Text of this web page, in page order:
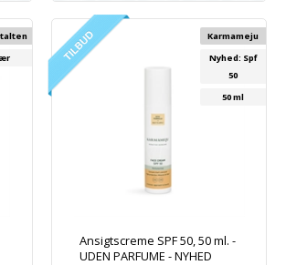
Ansigtscreme SPF 50, 50 ml. -
UDEN PARFUME - NYHED
Karmameju
Nyhed: Spf
50
50 ml